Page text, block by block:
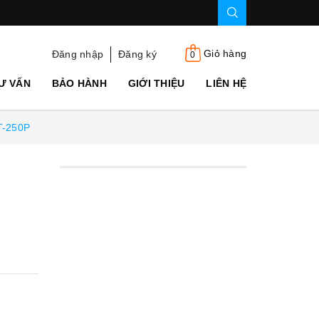
Đăng nhập Đăng ký 0 Giỏ hàng
VẤN BẢO HÀNH GIỚI THIỆU LIÊN HỆ
250P